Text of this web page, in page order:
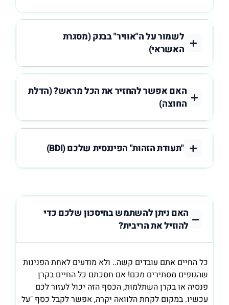
לשמור על ה"אוויר" בבנק (מסגרת
האשראי)
האם אפשר להחזיר את הכל מראש? (הדלת
החוצה)
"תעודת הזהות" הפיננסית שלכם (BDI)
האם ניתן להשתמש בחיסכון שלכם כדי
להוזיל את הריבית?
כל החיים אתם עובדים קשה.. ולא מודעים לאחת הפנינות
שהגופים מסתירים מכם! אם חסכתם כל החיים בקרן
פנסיה או בקרן השתלמות, הכסף הזה יכול לעזור לכם
עכשיו. במקום לקחת הלוואה יקרה, אפשר לקבל כסף "על